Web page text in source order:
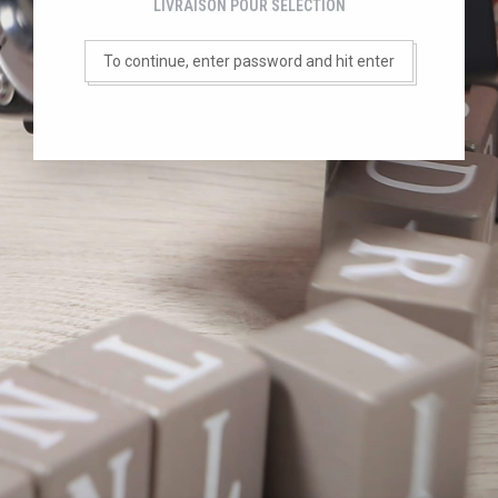
LIVRAISON POUR SÉLÉCTION